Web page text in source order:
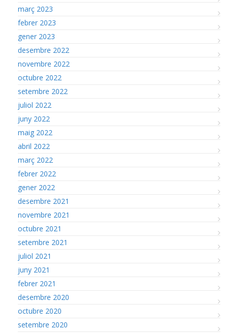
març 2023
febrer 2023
gener 2023
desembre 2022
novembre 2022
octubre 2022
setembre 2022
juliol 2022
juny 2022
maig 2022
abril 2022
març 2022
febrer 2022
gener 2022
desembre 2021
novembre 2021
octubre 2021
setembre 2021
juliol 2021
juny 2021
febrer 2021
desembre 2020
octubre 2020
setembre 2020